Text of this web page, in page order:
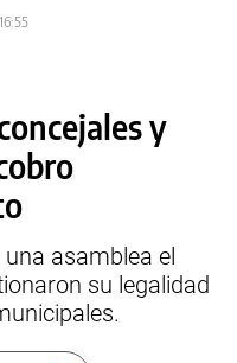
y
asamblea el
su legalidad